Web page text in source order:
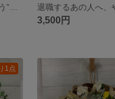
3,500円
1点